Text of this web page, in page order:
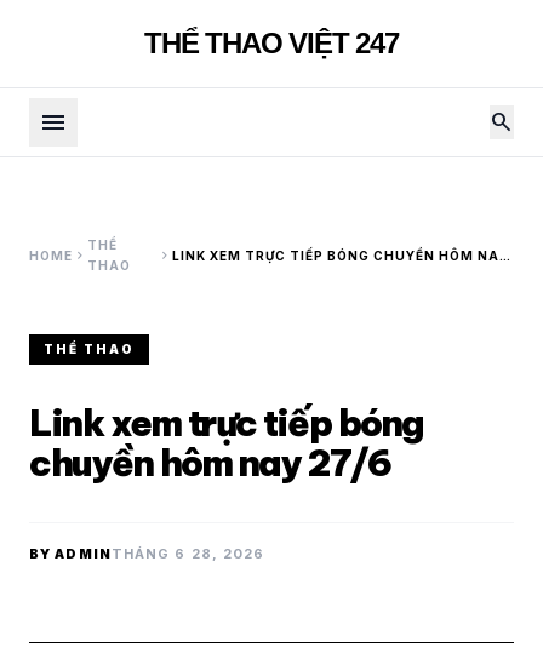
THỂ THAO VIỆT 247
menu search
HOME chevron_right
THỂ
THAO
chevron_rightLINK XEM TRỰC TIẾP BÓNG CHUYỀN HÔM NAY
THỂ THAO
Link xem trực tiếp bóng
chuyền hôm nay 27/6
BY ADMINTHÁNG 6 28, 2026